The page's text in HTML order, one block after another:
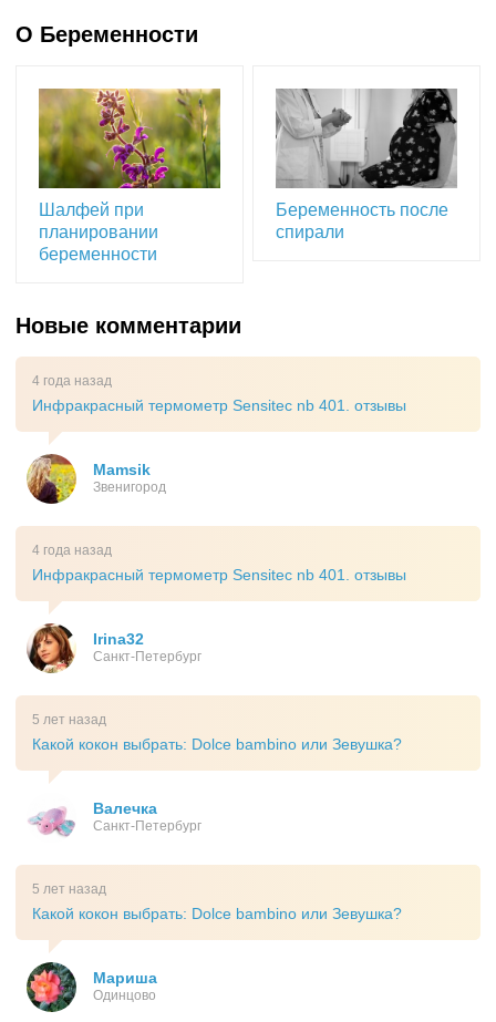
О Беременности
Шалфей при
планировании
беременности
Беременность после
спирали
Новые комментарии
4 года назад
Инфракрасный термометр Sensitec nb 401. отзывы
Mamsik
Звенигород
4 года назад
Инфракрасный термометр Sensitec nb 401. отзывы
Irina32
Санкт-Петербург
5 лет назад
Какой кокон выбрать: Dolce bambino или Зевушка?
Валечка
Санкт-Петербург
5 лет назад
Какой кокон выбрать: Dolce bambino или Зевушка?
Мариша
Одинцово